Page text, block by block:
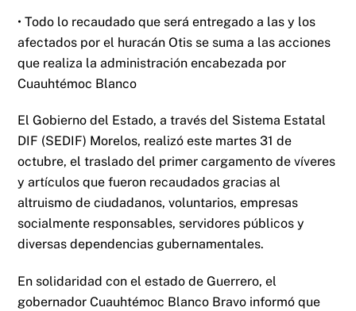
• Todo lo recaudado que será entregado a las y los
afectados por el huracán Otis se suma a las acciones
que realiza la administración encabezada por
Cuauhtémoc Blanco
El Gobierno del Estado, a través del Sistema Estatal
DIF (SEDIF) Morelos, realizó este martes 31 de
octubre, el traslado del primer cargamento de víveres
y artículos que fueron recaudados gracias al
altruismo de ciudadanos, voluntarios, empresas
socialmente responsables, servidores públicos y
diversas dependencias gubernamentales.
En solidaridad con el estado de Guerrero, el
gobernador Cuauhtémoc Blanco Bravo informó que